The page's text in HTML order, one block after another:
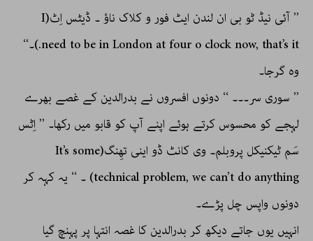
’’ آئی نیڈ ٹو بی ان لندن ایٹ فور و کلاک ناؤ ۔ ڈیٹس اِٹ(I
need to be in London at four o clock now, that’s it.)۔‘‘
وہ گرجا۔
’’ سوری سر۔۔۔ ‘‘ دونوں افسروں نے بدرالدین کے غصے بھرے
لہجے کو محسوس کرتے ہوئے اپنے آپ کو قابو میں رکھا۔ ’’ اِٹس
سَم ٹیکنیکل پروبلم۔ وی کانٹ ڈو اینی تھِنگ(It’s some
technical problem, we can’t do anything) ۔ ‘‘ یہ کہہ کر
دونوں واپس چل پڑے۔
انہیں یوں جاتے دیکھ کر بدرالدین کا غصہ انتہا پر پہنچ گیا